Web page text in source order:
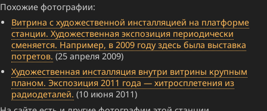
Похожие фотографии:
Витрина с художественной инсталляцией на платформе
станции. Художественная экспозиция периодически
сменяется. Например, в 2009 году здесь была выставка
потретов. (25 апреля 2009)
Художественная инсталляция внутри витрины крупным
планом. Экспозиция 2011 года — хитросплетения из
радиодеталей. (10 июня 2011)